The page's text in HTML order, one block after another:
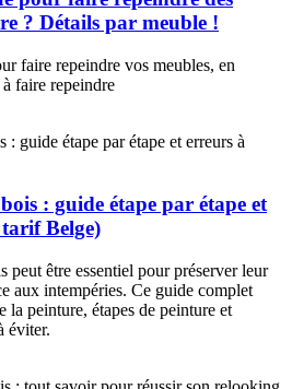
? Détails par meuble !
faire repeindre vos meubles, en
faire repeindre
: guide étape par étape et
Belge)
peut être essentiel pour préserver leur
aux intempéries. Ce guide complet
la peinture, étapes de peinture et
éviter.